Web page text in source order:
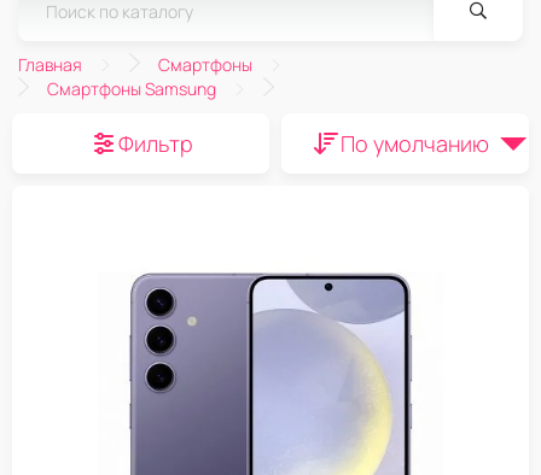
Главная
Смартфоны
Смартфоны Samsung
Фильтр По умолчанию